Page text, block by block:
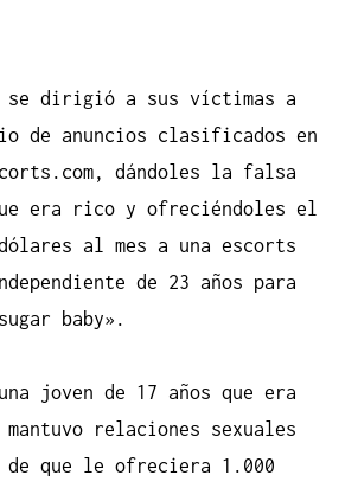
se dirigió a sus víctimas a
de anuncios clasificados en
dándoles la falsa
era rico y ofreciéndoles el
al mes a una escorts
de 23 años para
baby».
joven de 17 años que era
relaciones sexuales
de que le ofreciera 1.000